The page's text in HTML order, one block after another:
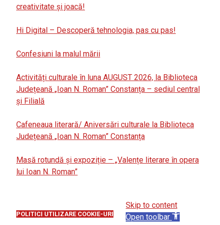
creativitate și joacă!
Hi Digital – Descoperă tehnologia, pas cu pas!
Confesiuni la malul mării
Activități culturale în luna AUGUST 2026, la Biblioteca
Județeană „Ioan N. Roman” Constanța – sediul central
și Filială
Cafeneaua literară/ Aniversări culturale la Biblioteca
Județeană „Ioan N. Roman” Constanța
Masă rotundă și expoziție – „Valențe literare în opera
lui Ioan N. Roman”
POLITICI UTILIZARE COOKIE-URI
Skip to content
Open toolbar